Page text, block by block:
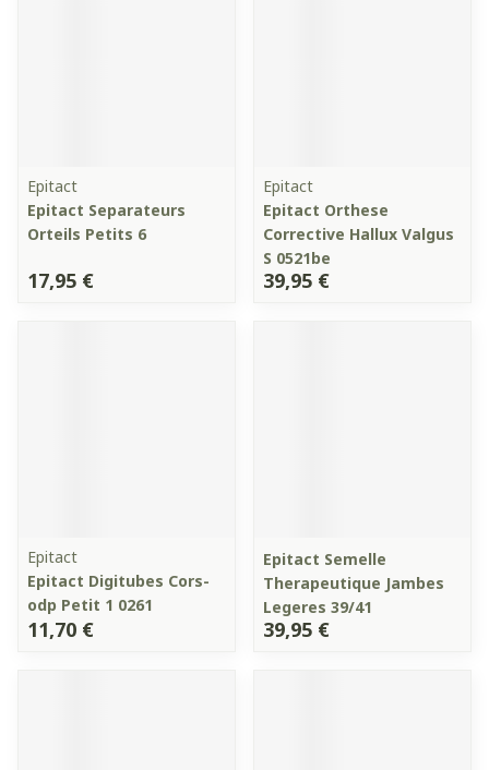
Epitact
Epitact Separateurs
Orteils Petits 6
17,95 €
Epitact
Epitact Orthese
Corrective Hallux Valgus
S 0521be
39,95 €
Epitact
Epitact Digitubes Cors-
odp Petit 1 0261
11,70 €
Epitact Semelle
Therapeutique Jambes
Legeres 39/41
39,95 €